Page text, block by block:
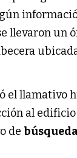
llevaron un
el llamativo
al edificio
de